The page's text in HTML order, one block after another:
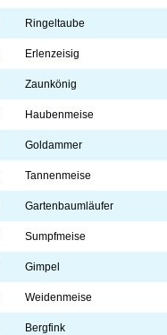
Ringeltaube
Erlenzeisig
Zaunkönig
Haubenmeise
Goldammer
Tannenmeise
Gartenbaumläufer
Sumpfmeise
Gimpel
Weidenmeise
Bergfink